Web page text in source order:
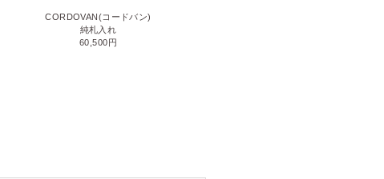
CORDOVAN(コードバン)
純札入れ
60,500円